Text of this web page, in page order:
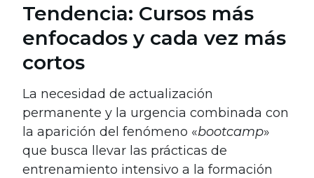
Tendencia: Cursos más
enfocados y cada vez más
cortos
La necesidad de actualización
permanente y la urgencia combinada con
la aparición del fenómeno «bootcamp»
que busca llevar las prácticas de
entrenamiento intensivo a la formación